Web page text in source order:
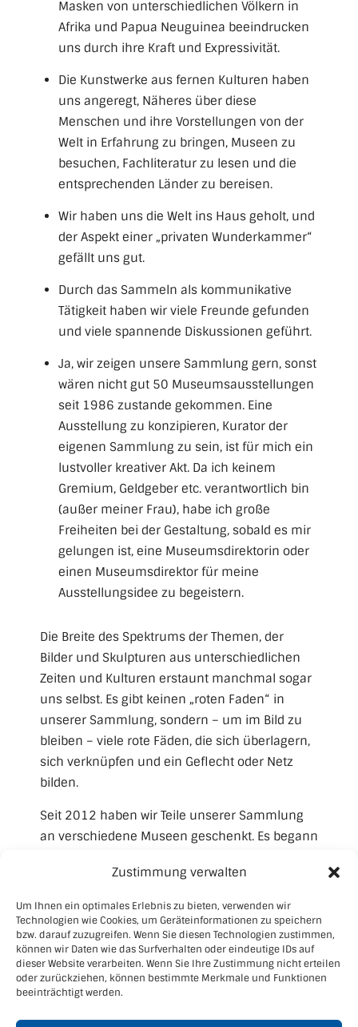
Zustimmung verwalten
Um Ihnen ein optimales Erlebnis zu bieten, verwenden wir
Technologien wie Cookies, um Geräteinformationen zu speichern
bzw. darauf zuzugreifen. Wenn Sie diesen Technologien zustimmen,
können wir Daten wie das Surfverhalten oder eindeutige IDs auf
dieser Website verarbeiten. Wenn Sie Ihre Zustimmung nicht erteilen
oder zurückziehen, können bestimmte Merkmale und Funktionen
beeinträchtigt werden.
Masken von unterschiedlichen Völkern in
Afrika und Papua Neuguinea beeindrucken
uns durch ihre Kraft und Expressivität.
Die Kunstwerke aus fernen Kulturen haben
uns angeregt, Näheres über diese
Menschen und ihre Vorstellungen von der
Welt in Erfahrung zu bringen, Museen zu
besuchen, Fachliteratur zu lesen und die
entsprechenden Länder zu bereisen.
Wir haben uns die Welt ins Haus geholt, und
der Aspekt einer „privaten Wunderkammer“
gefällt uns gut.
Durch das Sammeln als kommunikative
Tätigkeit haben wir viele Freunde gefunden
und viele spannende Diskussionen geführt.
Ja, wir zeigen unsere Sammlung gern, sonst
wären nicht gut 50 Museums­ausstellungen
seit 1986 zustande gekommen. Eine
Ausstellung zu konzipieren, Kurator der
eigenen Sammlung zu sein, ist für mich ein
lustvoller kreativer Akt. Da ich keinem
Gremium, Geldgeber etc. verantwortlich bin
(außer meiner Frau), habe ich große
Freiheiten bei der Gestaltung, sobald es mir
gelungen ist, eine Museums­direktorin oder
einen Museumsdirektor für meine
Ausstellungs­idee zu begeistern.
Die Breite des Spektrums der Themen, der
Bilder und Skulpturen aus unter­schiedlichen
Zeiten und Kulturen erstaunt manchmal sogar
uns selbst. Es gibt keinen „roten Faden“ in
unserer Sammlung, sondern – um im Bild zu
bleiben – viele rote Fäden, die sich überlagern,
sich verknüpfen und ein Geflecht oder Netz
bilden.
Seit 2012 haben wir Teile unserer Sammlung
an verschiedene Museen geschenkt. Es begann
sich heute im LVR Museum in Bonn befindet
und geht über die Sammlung Prinzhorn in
Heidelberg bis zum Museum für
Sepulkralkultur in Kassel und dem Deutschen
Hygiene-Museum in Dresden.
Nähere Angaben s.­ unter